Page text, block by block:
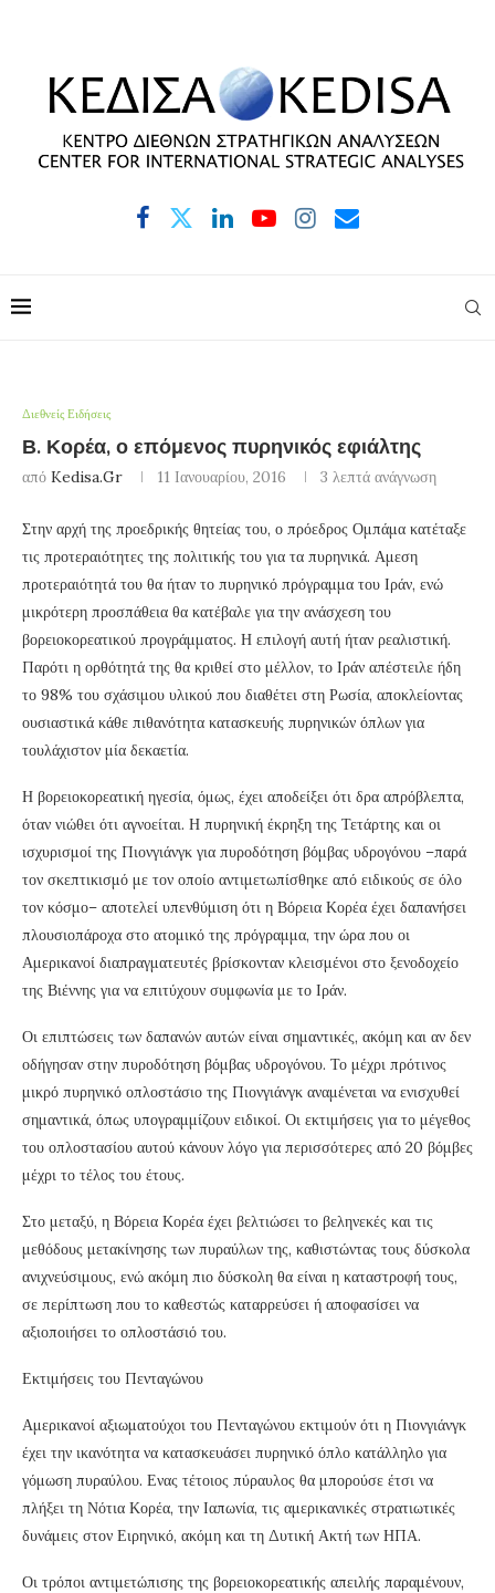
Διεθνείς Ειδήσεις
Β. Κορέα, ο επόμενος πυρηνικός εφιάλτης
από Kedisa.gr 11 Ιανουαρίου, 2016 3 λεπτά ανάγνωση
Στην αρχή της προεδρικής θητείας του, ο πρόεδρος Ομπάμα κατέταξε
τις προτεραιότητες της πολιτικής του για τα πυρηνικά. Αμεση
προτεραιότητά του θα ήταν το πυρηνικό πρόγραμμα του Ιράν, ενώ
μικρότερη προσπάθεια θα κατέβαλε για την ανάσχεση του
βορειοκορεατικού προγράμματος. Η επιλογή αυτή ήταν ρεαλιστική.
Παρότι η ορθότητά της θα κριθεί στο μέλλον, το Ιράν απέστειλε ήδη
το 98% του σχάσιμου υλικού που διαθέτει στη Ρωσία, αποκλείοντας
ουσιαστικά κάθε πιθανότητα κατασκευής πυρηνικών όπλων για
τουλάχιστον μία δεκαετία.
Η βορειοκορεατική ηγεσία, όμως, έχει αποδείξει ότι δρα απρόβλεπτα,
όταν νιώθει ότι αγνοείται. Η πυρηνική έκρηξη της Τετάρτης και οι
ισχυρισμοί της Πιονγιάνγκ για πυροδότηση βόμβας υδρογόνου –παρά
τον σκεπτικισμό με τον οποίο αντιμετωπίσθηκε από ειδικούς σε όλο
τον κόσμο– αποτελεί υπενθύμιση ότι η Βόρεια Κορέα έχει δαπανήσει
πλουσιοπάροχα στο ατομικό της πρόγραμμα, την ώρα που οι
Αμερικανοί διαπραγματευτές βρίσκονταν κλεισμένοι στο ξενοδοχείο
της Βιέννης για να επιτύχουν συμφωνία με το Ιράν.
Οι επιπτώσεις των δαπανών αυτών είναι σημαντικές, ακόμη και αν δεν
οδήγησαν στην πυροδότηση βόμβας υδρογόνου. Το μέχρι πρότινος
μικρό πυρηνικό οπλοστάσιο της Πιονγιάνγκ αναμένεται να ενισχυθεί
σημαντικά, όπως υπογραμμίζουν ειδικοί. Οι εκτιμήσεις για το μέγεθος
του οπλοστασίου αυτού κάνουν λόγο για περισσότερες από 20 βόμβες
μέχρι το τέλος του έτους.
Στο μεταξύ, η Βόρεια Κορέα έχει βελτιώσει το βεληνεκές και τις
μεθόδους μετακίνησης των πυραύλων της, καθιστώντας τους δύσκολα
ανιχνεύσιμους, ενώ ακόμη πιο δύσκολη θα είναι η καταστροφή τους,
σε περίπτωση που το καθεστώς καταρρεύσει ή αποφασίσει να
αξιοποιήσει το οπλοστάσιό του.
Εκτιμήσεις του Πενταγώνου
Αμερικανοί αξιωματούχοι του Πενταγώνου εκτιμούν ότι η Πιονγιάνγκ
έχει την ικανότητα να κατασκευάσει πυρηνικό όπλο κατάλληλο για
γόμωση πυραύλου. Ενας τέτοιος πύραυλος θα μπορούσε έτσι να
πλήξει τη Νότια Κορέα, την Ιαπωνία, τις αμερικανικές στρατιωτικές
δυνάμεις στον Ειρηνικό, ακόμη και τη Δυτική Ακτή των ΗΠΑ.
Οι τρόποι αντιμετώπισης της βορειοκορεατικής απειλής παραμένουν,